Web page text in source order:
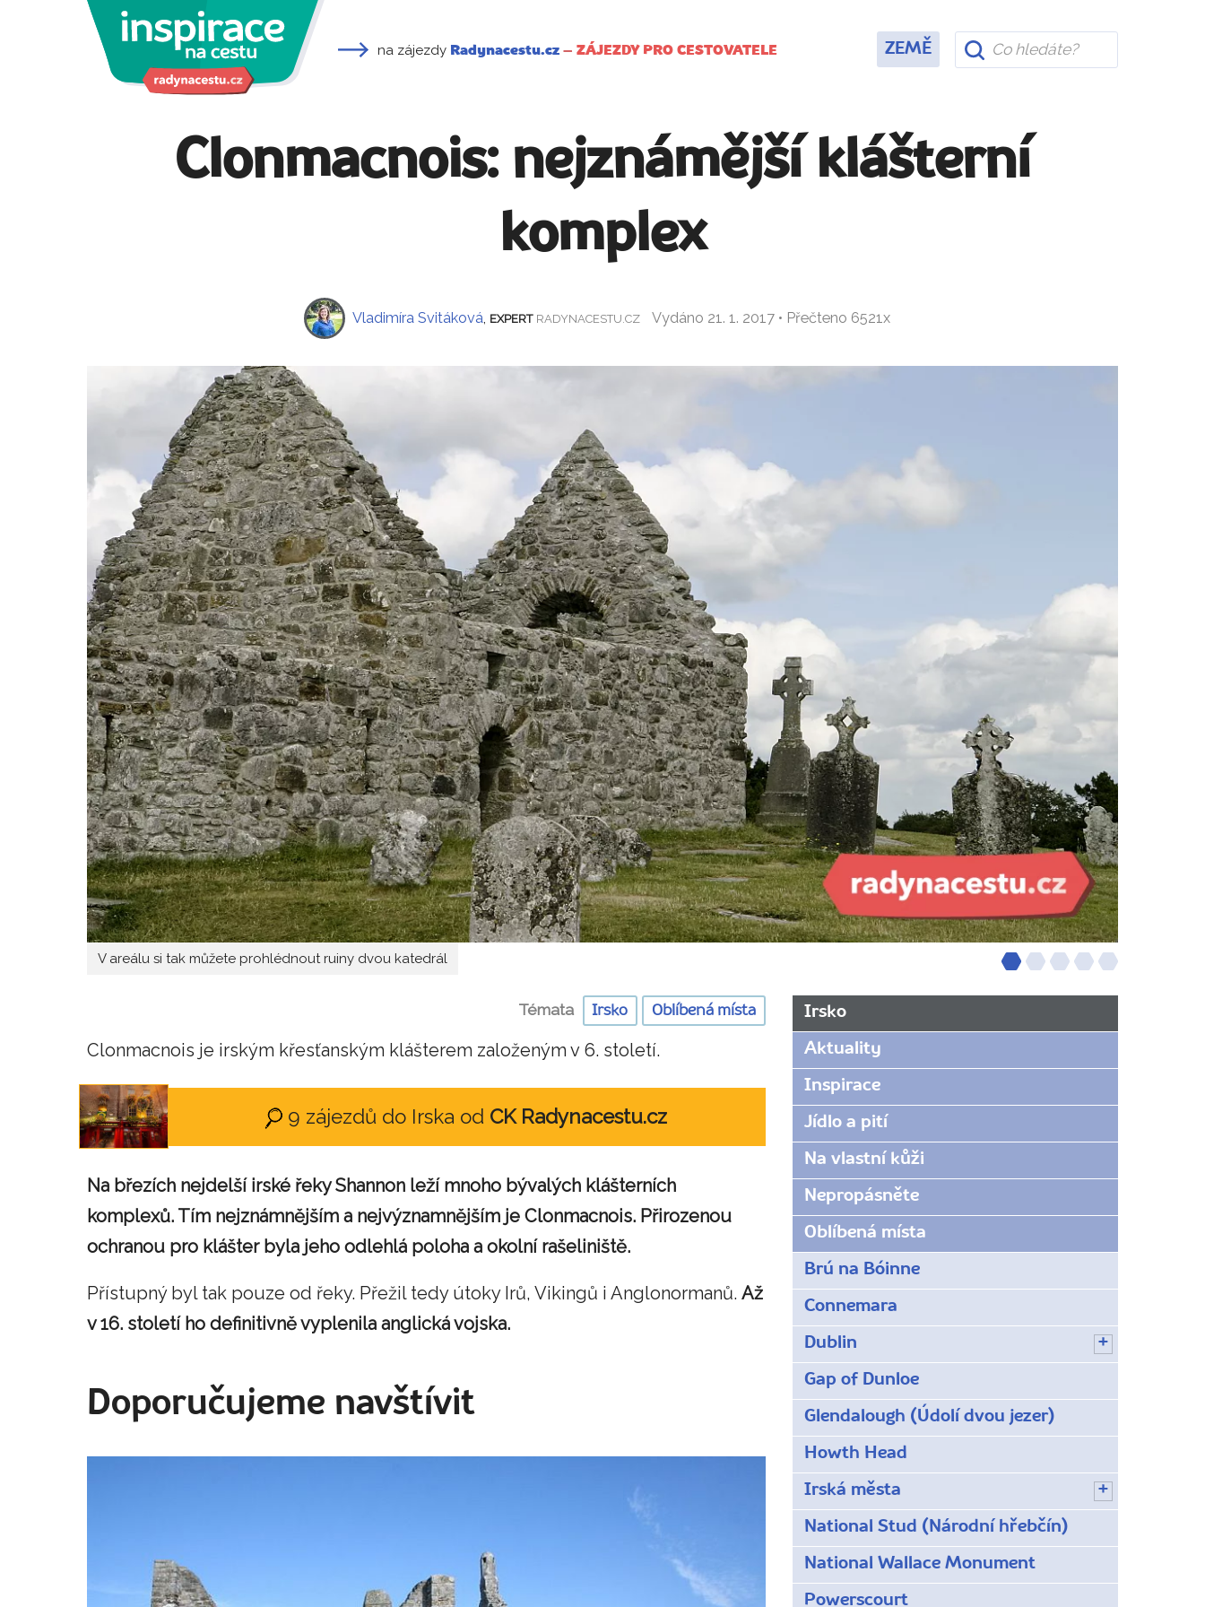
na zájezdy Radynacestu.cz – ZÁJEZDY PRO CESTOVATELE ZEMĚ
Clonmacnois: nejznámější klášterní
komplex
Vladimíra Svitáková, EXPERT RADYNACESTU.CZ Vydáno 21. 1. 2017 • Přečteno 6521x
V areálu si tak můžete prohlédnout ruiny dvou katedrál
Témata Irsko Oblíbená místa
Clonmacnois je irským křesťanským klášterem založeným v 6. století.
9 zájezdů do Irska od CK Radynacestu.cz
Na březích nejdelší irské řeky Shannon leží mnoho bývalých klášterních
komplexů. Tím nejznámnějším a nejvýznamnějším je Clonmacnois. Přirozenou
ochranou pro klášter byla jeho odlehlá poloha a okolní rašeliniště.
Přístupný byl tak pouze od řeky. Přežil tedy útoky Irů, Vikingů i Anglonormanů. Až
v 16. století ho definitivně vyplenila anglická vojska.
Doporučujeme navštívit
Irsko
Aktuality
Inspirace
Jídlo a pití
Na vlastní kůži
Nepropásněte
Oblíbená místa
Brú na Bóinne
Connemara
Dublin
Gap of Dunloe
Glendalough (Údolí dvou jezer)
Howth Head
Irská města
National Stud (Národní hřebčín)
National Wallace Monument
Powerscourt